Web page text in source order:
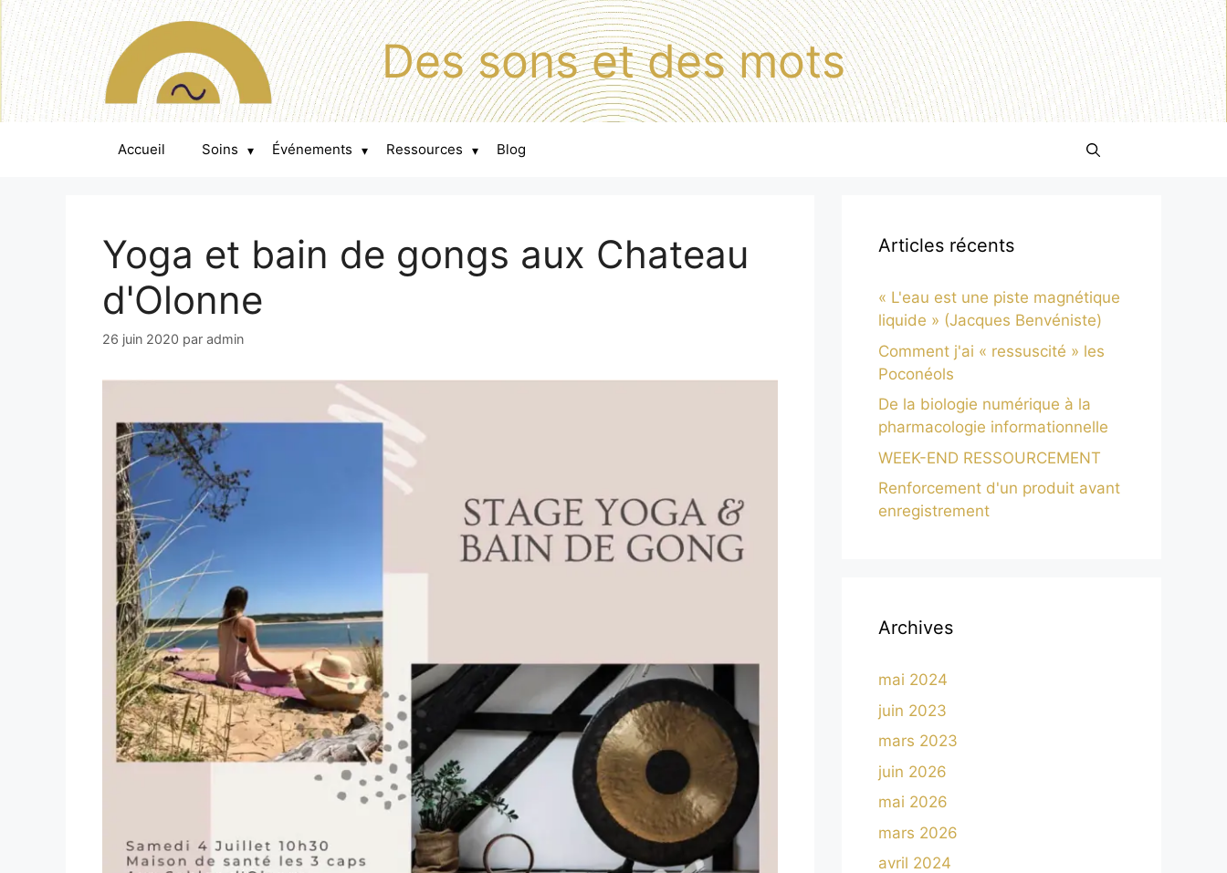
Des sons et des mots
Accueil Soins ▾ Événements ▾ Ressources ▾ Blog
Yoga et bain de gongs aux Chateau
d'Olonne
26 juin 2020 par admin
Articles récents
« L'eau est une piste magnétique
liquide » (Jacques Benvéniste)
Comment j'ai « ressuscité » les
Poconéols
De la biologie numérique à la
pharmacologie informationnelle
WEEK-END RESSOURCEMENT
Renforcement d'un produit avant
enregistrement
Archives
mai 2024
juin 2023
mars 2023
juin 2026
mai 2026
mars 2026
avril 2024